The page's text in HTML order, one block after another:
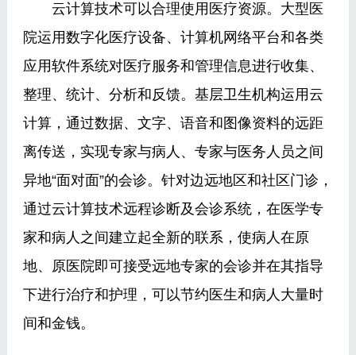
云计算技术可以合理使用医疗资源。大型医
院运用数字化医疗设备、计算机网络平台和各类
应用软件系统对医疗服务和管理信息进行收集、
整理、统计、分析和反馈。基层卫生机构运用云
计算，通过数据、文字、语音和图像资料的远距
离传送，实现专家与病人、专家与医务人员之间
异地“面对面”的会诊。针对边远地区和社区门诊，
通过云计算技术远程诊断及会诊系统，在医学专
家和病人之间建立起全新的联系，使病人在原
地、原医院即可接受远地专家的会诊并在其指导
下进行治疗和护理，可以节约医生和病人大量时
间和金钱。